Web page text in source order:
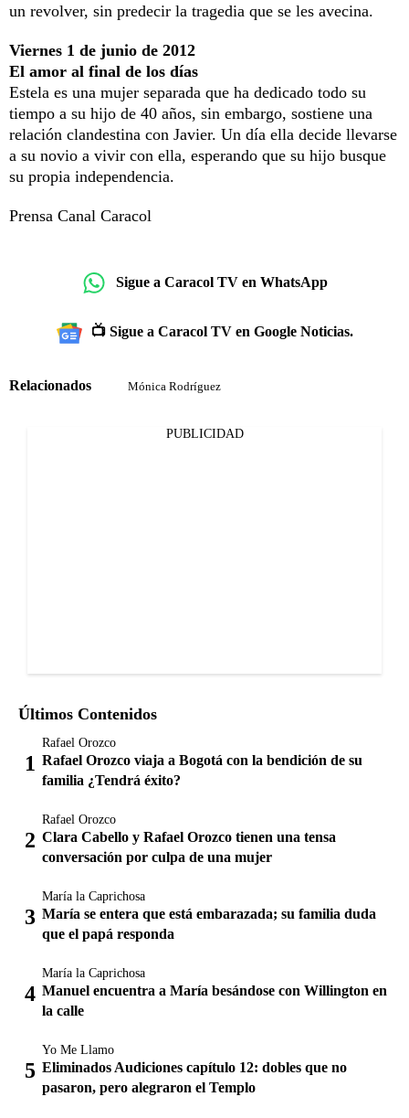
un revolver, sin predecir la tragedia que se les avecina.
Viernes 1 de junio de 2012
El amor al final de los días
Estela es una mujer separada que ha dedicado todo su
tiempo a su hijo de 40 años, sin embargo, sostiene una
relación clandestina con Javier. Un día ella decide llevarse
a su novio a vivir con ella, esperando que su hijo busque
su propia independencia.
Prensa Canal Caracol
Sigue a Caracol TV en WhatsApp
📺 Sigue a Caracol TV en Google Noticias.
Relacionados Mónica Rodríguez
PUBLICIDAD
Últimos Contenidos
Rafael Orozco
Rafael Orozco viaja a Bogotá con la bendición de su
familia ¿Tendrá éxito?
Rafael Orozco
Clara Cabello y Rafael Orozco tienen una tensa
conversación por culpa de una mujer
María la Caprichosa
María se entera que está embarazada; su familia duda
que el papá responda
María la Caprichosa
Manuel encuentra a María besándose con Willington en
la calle
Yo Me Llamo
Eliminados Audiciones capítulo 12: dobles que no
pasaron, pero alegraron el Templo